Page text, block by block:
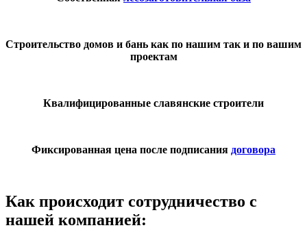
Строительство домов и бань как по нашим так и по вашим
проектам
Квалифицированные славянские строители
Фиксированная цена после подписания договора
Как происходит сотрудничество с
нашей компанией: